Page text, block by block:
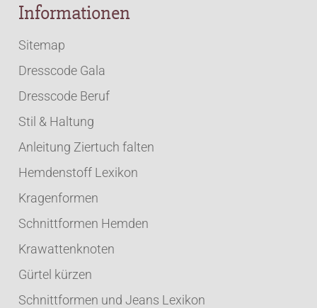
Informationen
Sitemap
Dresscode Gala
Dresscode Beruf
Stil & Haltung
Anleitung Ziertuch falten
Hemdenstoff Lexikon
Kragenformen
Schnittformen Hemden
Krawattenknoten
Gürtel kürzen
Schnittformen und Jeans Lexikon